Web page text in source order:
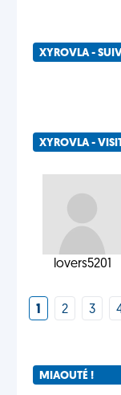
XYROVLA -
XYROVLA -
lovers5201
1 2 3
MIAOUTÉ !